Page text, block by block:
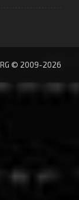
© 2009-2026